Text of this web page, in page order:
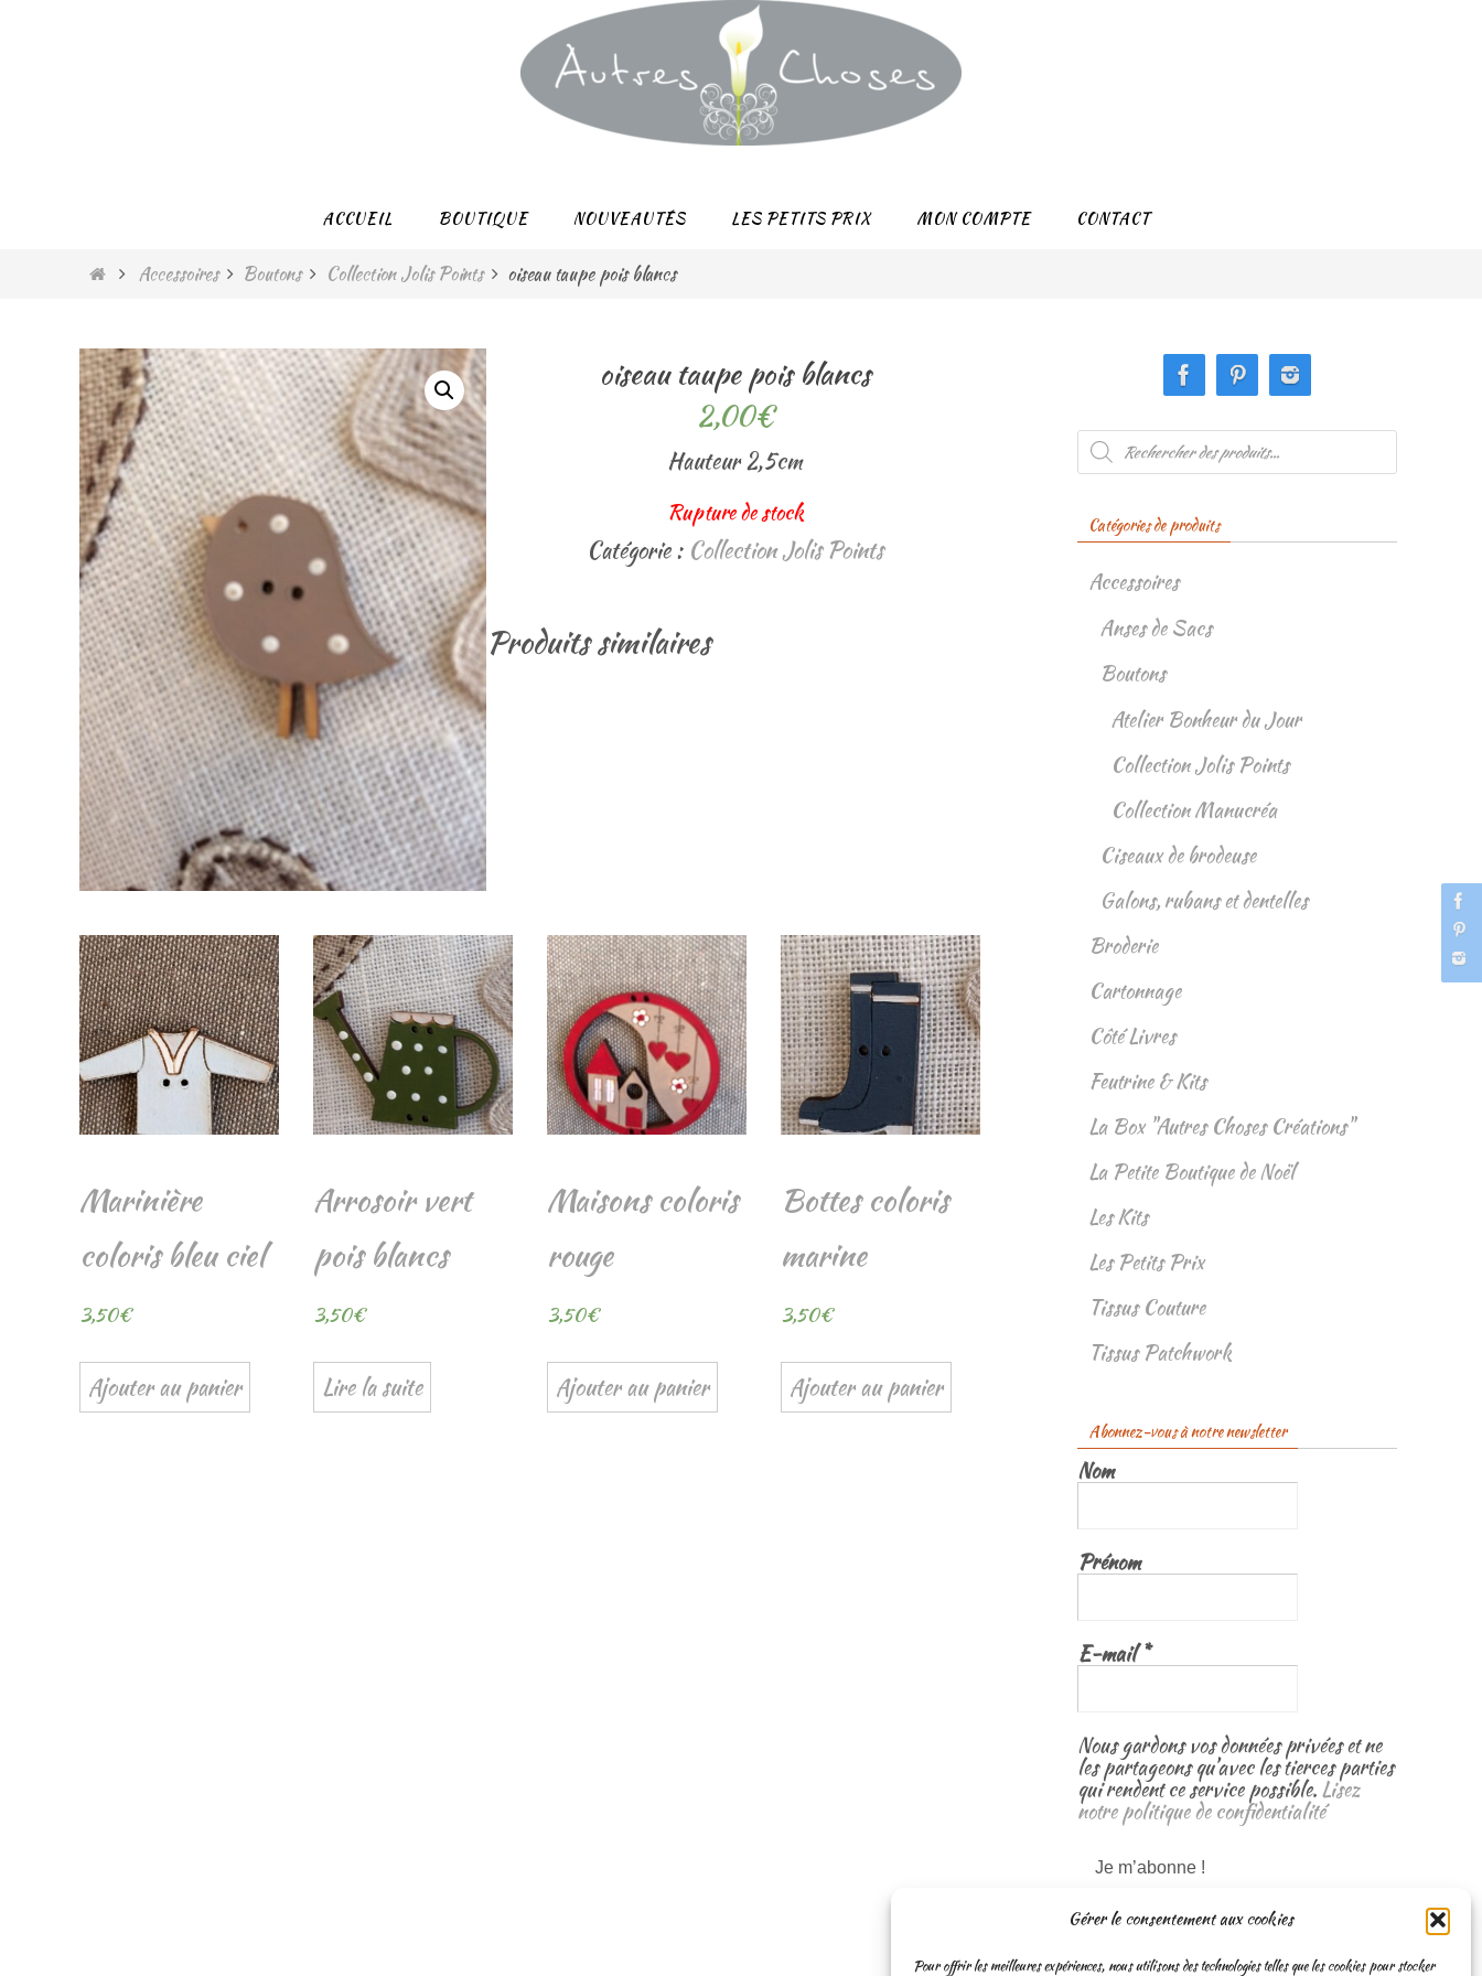
Gérer le consentement aux cookies
Pour offrir les meilleures expériences, nous utilisons des technologies telles que les cookies pour stocker
ACCUEIL BOUTIQUE NOUVEAUTÉS LES PETITS PRIX MON COMPTE CONTACT
HomeAccessoires Boutons Collection Jolis Points oiseau taupe pois blancs
oiseau taupe pois blancs
2,00€
Hauteur 2,5cm
Rupture de stock
Catégorie : Collection Jolis Points
Produits similaires
Marinière
coloris bleu ciel
3,50€
Ajouter au panier
Arrosoir vert
pois blancs
3,50€
Lire la suite
Maisons coloris
rouge
3,50€
Ajouter au panier
Bottes coloris
marine
3,50€
Ajouter au panier
Recherche
de
produits
Catégories de produits
Accessoires
Anses de Sacs
Boutons
Atelier Bonheur du Jour
Collection Jolis Points
Collection Manucréa
Ciseaux de brodeuse
Galons, rubans et dentelles
Broderie
Cartonnage
Côté Livres
Feutrine & Kits
La Box "Autres Choses Créations"
La Petite Boutique de Noël
Les Kits
Les Petits Prix
Tissus Couture
Tissus Patchwork
Abonnez-vous à notre newsletter
Nom
Prénom
E-mail*
Nous gardons vos données privées et ne
les partageons qu’avec les tierces parties
qui rendent ce service possible.Lisez
notre politique de confidentialité